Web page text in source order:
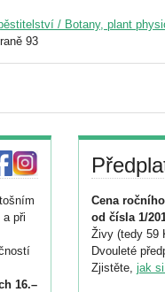
/ Botany, plant
93
při
16.–
Cena
od čísla 1/
Živy (tedy 59
Dvouleté
Zjistěte, jak